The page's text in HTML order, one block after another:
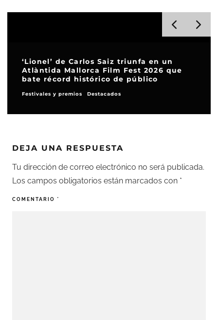
‘Lionel’ de Carlos Saiz triunfa en un
Atlàntida Mallorca Film Fest 2026 que
bate récord histórico de público
Festivales y premios Destacados
DEJA UNA RESPUESTA
Tu dirección de correo electrónico no será publicada.
Los campos obligatorios están marcados con *
COMENTARIO *